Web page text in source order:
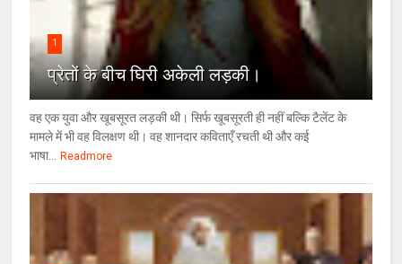
1
प्रेतों के बीच घिरी अकेली लड़की।
वह एक युवा और खूबसूरत लड़की थी। सिर्फ खूबसूरती ही नहीं बल्कि टैलेंट के
मामले में भी वह विलक्षण थी। वह शानदार कविताएँ रचती थी और कई
भाषा...
Readmore